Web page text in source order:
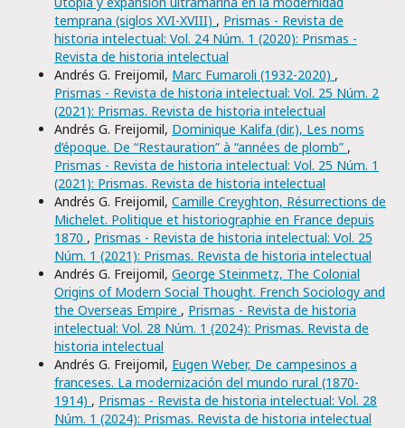
temprana (siglos XVI-XVIII) , Prismas - Revista de
historia intelectual: Vol. 24 Núm. 1 (2020): Prismas -
Revista de historia intelectual
Andrés G. Freijomil, Marc Fumaroli (1932-2020) ,
Prismas - Revista de historia intelectual: Vol. 25 Núm. 2
(2021): Prismas. Revista de historia intelectual
Andrés G. Freijomil, Dominique Kalifa (dir.), Les noms
d’époque. De “Restauration” à “années de plomb” ,
Prismas - Revista de historia intelectual: Vol. 25 Núm. 1
(2021): Prismas. Revista de historia intelectual
Andrés G. Freijomil, Camille Creyghton, Résurrections de
Michelet. Politique et historiographie en France depuis
1870 , Prismas - Revista de historia intelectual: Vol. 25
Núm. 1 (2021): Prismas. Revista de historia intelectual
Andrés G. Freijomil, George Steinmetz, The Colonial
Origins of Modern Social Thought. French Sociology and
the Overseas Empire , Prismas - Revista de historia
intelectual: Vol. 28 Núm. 1 (2024): Prismas. Revista de
historia intelectual
Andrés G. Freijomil, Eugen Weber, De campesinos a
franceses. La modernización del mundo rural (1870-
1914) , Prismas - Revista de historia intelectual: Vol. 28
Núm. 1 (2024): Prismas. Revista de historia intelectual